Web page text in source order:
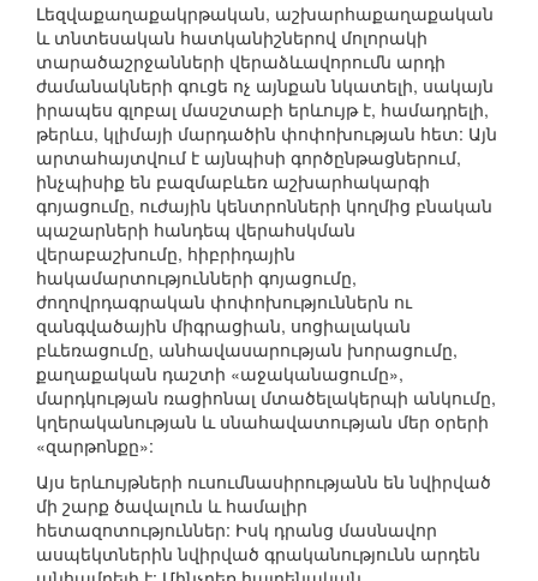
Լեզվաքաղաքակրթական, աշխարհաքաղաքական
և տնտեսական հատկանիշներով մոլորակի
տարածաշրջանների վերաձևավորումն արդի
ժամանակների գուցե ոչ այնքան նկատելի, սակայն
իրապես գլոբալ մասշտաբի երևույթ է, համադրելի,
թերևս, կլիմայի մարդածին փոփոխության հետ: Այն
արտահայտվում է այնպիսի գործընթացներում,
ինչպիսիք են բազմաբևեռ աշխարհակարգի
գոյացումը, ուժային կենտրոնների կողմից բնական
պաշարների հանդեպ վերահսկման
վերաբաշխումը, հիբրիդային
հակամարտությունների գոյացումը,
ժողովրդագրական փոփոխություններն ու
զանգվածային միգրացիան, սոցիալական
բևեռացումը, անհավասարության խորացումը,
քաղաքական դաշտի «աջականացումը»,
մարդկության ռացիոնալ մտածելակերպի անկումը,
կղերականության և սնահավատության մեր օրերի
«զարթոնքը»:
Այս երևույթների ուսումնասիրությանն են նվիրված
մի շարք ծավալուն և համալիր
հետազոտություններ: Իսկ դրանց մասնավոր
ասպեկտներին նվիրված գրականությունն արդեն